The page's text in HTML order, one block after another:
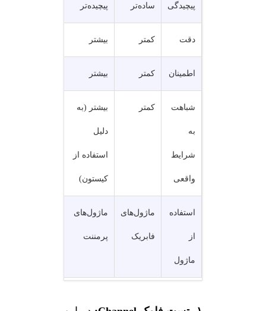
پیچیدگی ساده‌تر پیچیده‌تر
دقت کمتر بیشتر
اطمینان کمتر بیشتر
شباهت
به
شرایط
واقعی
کمتر بیشتر (به
دلیل
استفاده از
کیستون)
استفاده
از
ماژول
ماژول‌های
فابریک
ماژول‌های
پرمننت